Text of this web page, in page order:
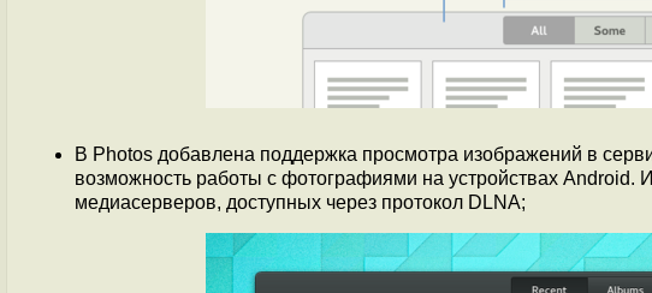
В Photos добавлена поддержка просмотра изображений в
возможность работы с фотографиями на устройствах
медиасерверов, доступных через протокол DLNA;